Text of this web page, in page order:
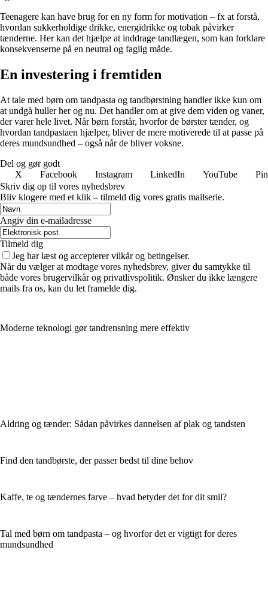
Teenagere kan have brug for en ny form for motivation – fx at forstå,
hvordan sukkerholdige drikke, energidrikke og tobak påvirker
tænderne. Her kan det hjælpe at inddrage tandlægen, som kan forklare
konsekvenserne på en neutral og faglig måde.
En investering i fremtiden
At tale med børn om tandpasta og tandbørstning handler ikke kun om
at undgå huller her og nu. Det handler om at give dem viden og vaner,
der varer hele livet. Når børn forstår, hvorfor de børster tænder, og
hvordan tandpastaen hjælper, bliver de mere motiverede til at passe på
deres mundsundhed – også når de bliver voksne.
Del og gør godt
X
Facebook Instagram LinkedIn YouTube
Skriv dig op til vores nyhedsbrev
Bliv klogere med et klik – tilmeld dig vores gratis mailserie.
Angiv din e-mailadresse
Tilmeld dig
Jeg har læst og accepterer vilkår og betingelser.
Når du vælger at modtage vores nyhedsbrev, giver du samtykke til
både vores brugervilkår og privatlivspolitik. Ønsker du ikke længere
mails fra os, kan du let framelde dig.
Moderne teknologi gør tandrensning mere effektiv
Aldring og tænder: Sådan påvirkes dannelsen af plak og tandsten
Find den tandbørste, der passer bedst til dine behov
Kaffe, te og tændernes farve – hvad betyder det for dit smil?
Tal med børn om tandpasta – og hvorfor det er vigtigt for deres
mundsundhed